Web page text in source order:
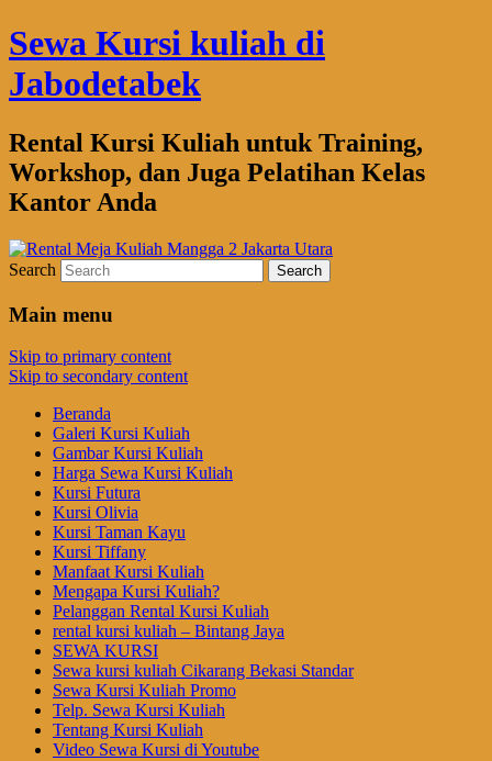
Sewa Kursi kuliah di
Jabodetabek
Rental Kursi Kuliah untuk Training,
Workshop, dan Juga Pelatihan Kelas
Kantor Anda
Search
Main menu
Skip to primary content
Skip to secondary content
Beranda
Galeri Kursi Kuliah
Gambar Kursi Kuliah
Harga Sewa Kursi Kuliah
Kursi Futura
Kursi Olivia
Kursi Taman Kayu
Kursi Tiffany
Manfaat Kursi Kuliah
Mengapa Kursi Kuliah?
Pelanggan Rental Kursi Kuliah
rental kursi kuliah – Bintang Jaya
SEWA KURSI
Sewa kursi kuliah Cikarang Bekasi Standar
Sewa Kursi Kuliah Promo
Telp. Sewa Kursi Kuliah
Tentang Kursi Kuliah
Video Sewa Kursi di Youtube